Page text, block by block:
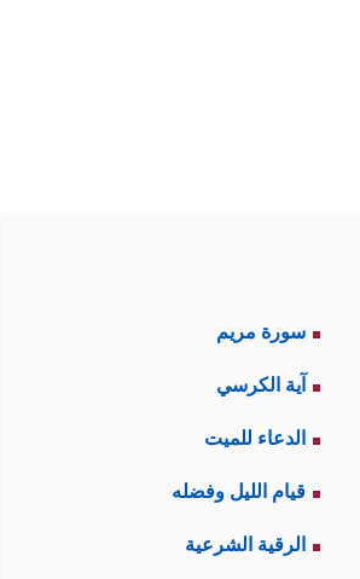
سورة مريم
آية الكرسي
الدعاء للميت
قيام الليل وفضله
الرقية الشرعية